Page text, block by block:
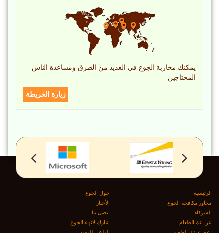
يمكنك محاربة الجوع في العديد من الطرق ومساعدة الناس
المحتاجين
زيارة الخريطة
الرئيسية
حول الجوع
محاور مكافحة الجوع
الأخبار
الشركاء
اتصل بنا
عن بنك الطعام
شارك لانهاء الجوع